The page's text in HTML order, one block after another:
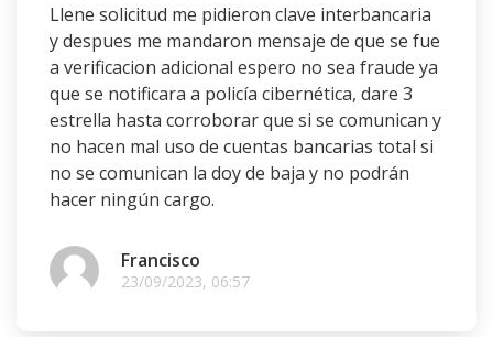
Llene solicitud me pidieron clave interbancaria
y despues me mandaron mensaje de que se fue
a verificacion adicional espero no sea fraude ya
que se notificara a policía cibernética, dare 3
estrella hasta corroborar que si se comunican y
no hacen mal uso de cuentas bancarias total si
no se comunican la doy de baja y no podrán
hacer ningún cargo.
Francisco
23/09/2023, 06:57